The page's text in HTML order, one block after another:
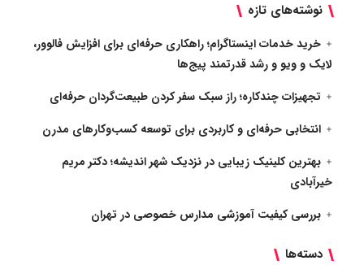
نوشته‌های تازه
خرید خدمات اینستاگرام؛ راهکاری حرفه‌ای برای افزایش فالوور،
لایک و ویو و رشد قدرتمند پیج‌ها
تجهیزات چندکاره؛ راز سبک سفر کردن طبیعت‌گردان حرفه‌ای
انتخابی حرفه‌ای و کاربردی برای توسعه کسب‌وکارهای مدرن
بهترین کلینیک زیبایی در نزدیک شهر اندیشه؛ دکتر مریم
خیرآبادی
بررسی کیفیت آموزشی مدارس خصوصی در تهران
دسته‌ها